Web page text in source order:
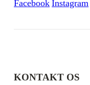
Facebook Instagram
KONTAKT OS